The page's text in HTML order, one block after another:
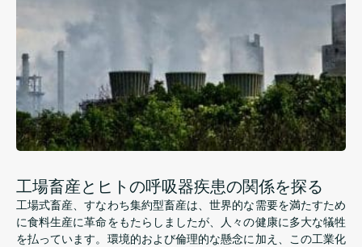
工場畜産とヒトの呼吸器疾患の関係を探る
工場式畜産、すなわち集約型畜産は、世界的な需要を満たすため
に食料生産に革命をもたらしましたが、人々の健康に多大な犠牲
を払っています。環境的および倫理的な懸念に加え、この工業化